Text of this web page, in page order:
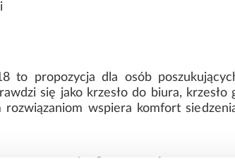
to propozycja dla osób
się jako krzesło do biura,
rozwiązaniom wspiera komfort